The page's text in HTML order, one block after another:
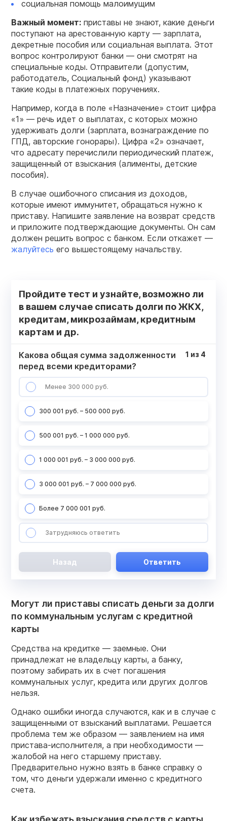
социальная помощь малоимущим
Важный момент: приставы не знают, какие деньги
поступают на арестованную карту — зарплата,
декретные пособия или социальная выплата. Этот
вопрос контролируют банки — они смотрят на
специальные коды. Отправители (допустим,
работодатель, Социальный фонд) указывают
такие коды в платежных поручениях.
Например, когда в поле «Назначение» стоит цифра
«1» — речь идет о выплатах, с которых можно
удерживать долги (зарплата, вознаграждение по
ГПД, авторские гонорары). Цифра «2» означает,
что адресату перечислили периодический платеж,
защищенный от взыскания (алименты, детские
пособия).
В случае ошибочного списания из доходов,
которые имеют иммунитет, обращаться нужно к
приставу. Напишите заявление на возврат средств
и приложите подтверждающие документы. Он сам
должен решить вопрос с банком. Если откажет —
жалуйтесь его вышестоящему начальству.
Пройдите тест и узнайте, возможно ли
в вашем случае списать долги по ЖКХ,
кредитам, микрозаймам, кредитным
картам и др.
Какова общая сумма задолженности
перед всеми кредиторами?
Менее 300 000 руб.
300 001 руб. – 500 000 руб.
500 001 руб. – 1 000 000 руб.
1 000 001 руб. – 3 000 000 руб.
3 000 001 руб. – 7 000 000 руб.
Более 7 000 001 руб.
Затрудняюсь ответить
1 из 4
Назад Ответить
Могут ли приставы списать деньги за долги
по коммунальным услугам с кредитной
карты
Средства на кредитке — заемные. Они
принадлежат не владельцу карты, а банку,
поэтому забирать их в счет погашения
коммунальных услуг, кредита или других долгов
нельзя.
Однако ошибки иногда случаются, как и в случае с
защищенными от взысканий выплатами. Решается
проблема тем же образом — заявлением на имя
пристава-исполнителя, а при необходимости —
жалобой на него старшему приставу.
Предварительно нужно взять в банке справку о
том, что деньги удержали именно с кредитного
счета.